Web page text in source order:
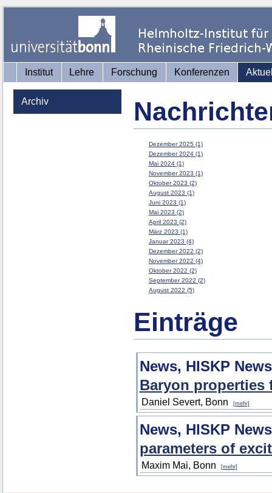
Institut Lehre Forschung Konferenzen
Archiv
Dezember 2025 (1)
Dezember 2024 (1)
Mai 2024 (1)
November 2023 (1)
Oktober 2023 (2)
August 2023 (1)
Juni 2023 (1)
Mai 2023 (2)
April 2023 (2)
März 2023 (1)
Januar 2023 (4)
Dezember 2022 (2)
November 2022 (4)
Oktober 2022 (2)
September 2022 (2)
August 2022 (5)
Einträge
News, HISKP
Baryon properties
Daniel Severt, Bonn [mehr]
News, HISKP
parameters of
Maxim Mai, Bonn [mehr]